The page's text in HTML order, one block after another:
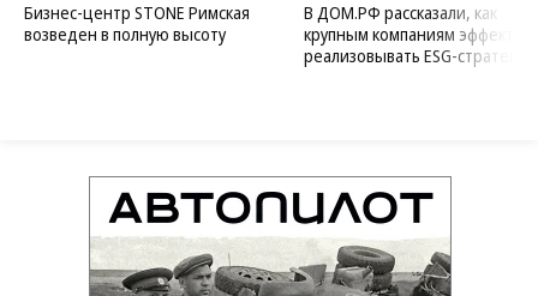
Бизнес-центр STONE Римская
возведен в полную высоту
В ДОМ.РФ рассказали, как
крупным компаниям
реализовывать ESG-стратегию